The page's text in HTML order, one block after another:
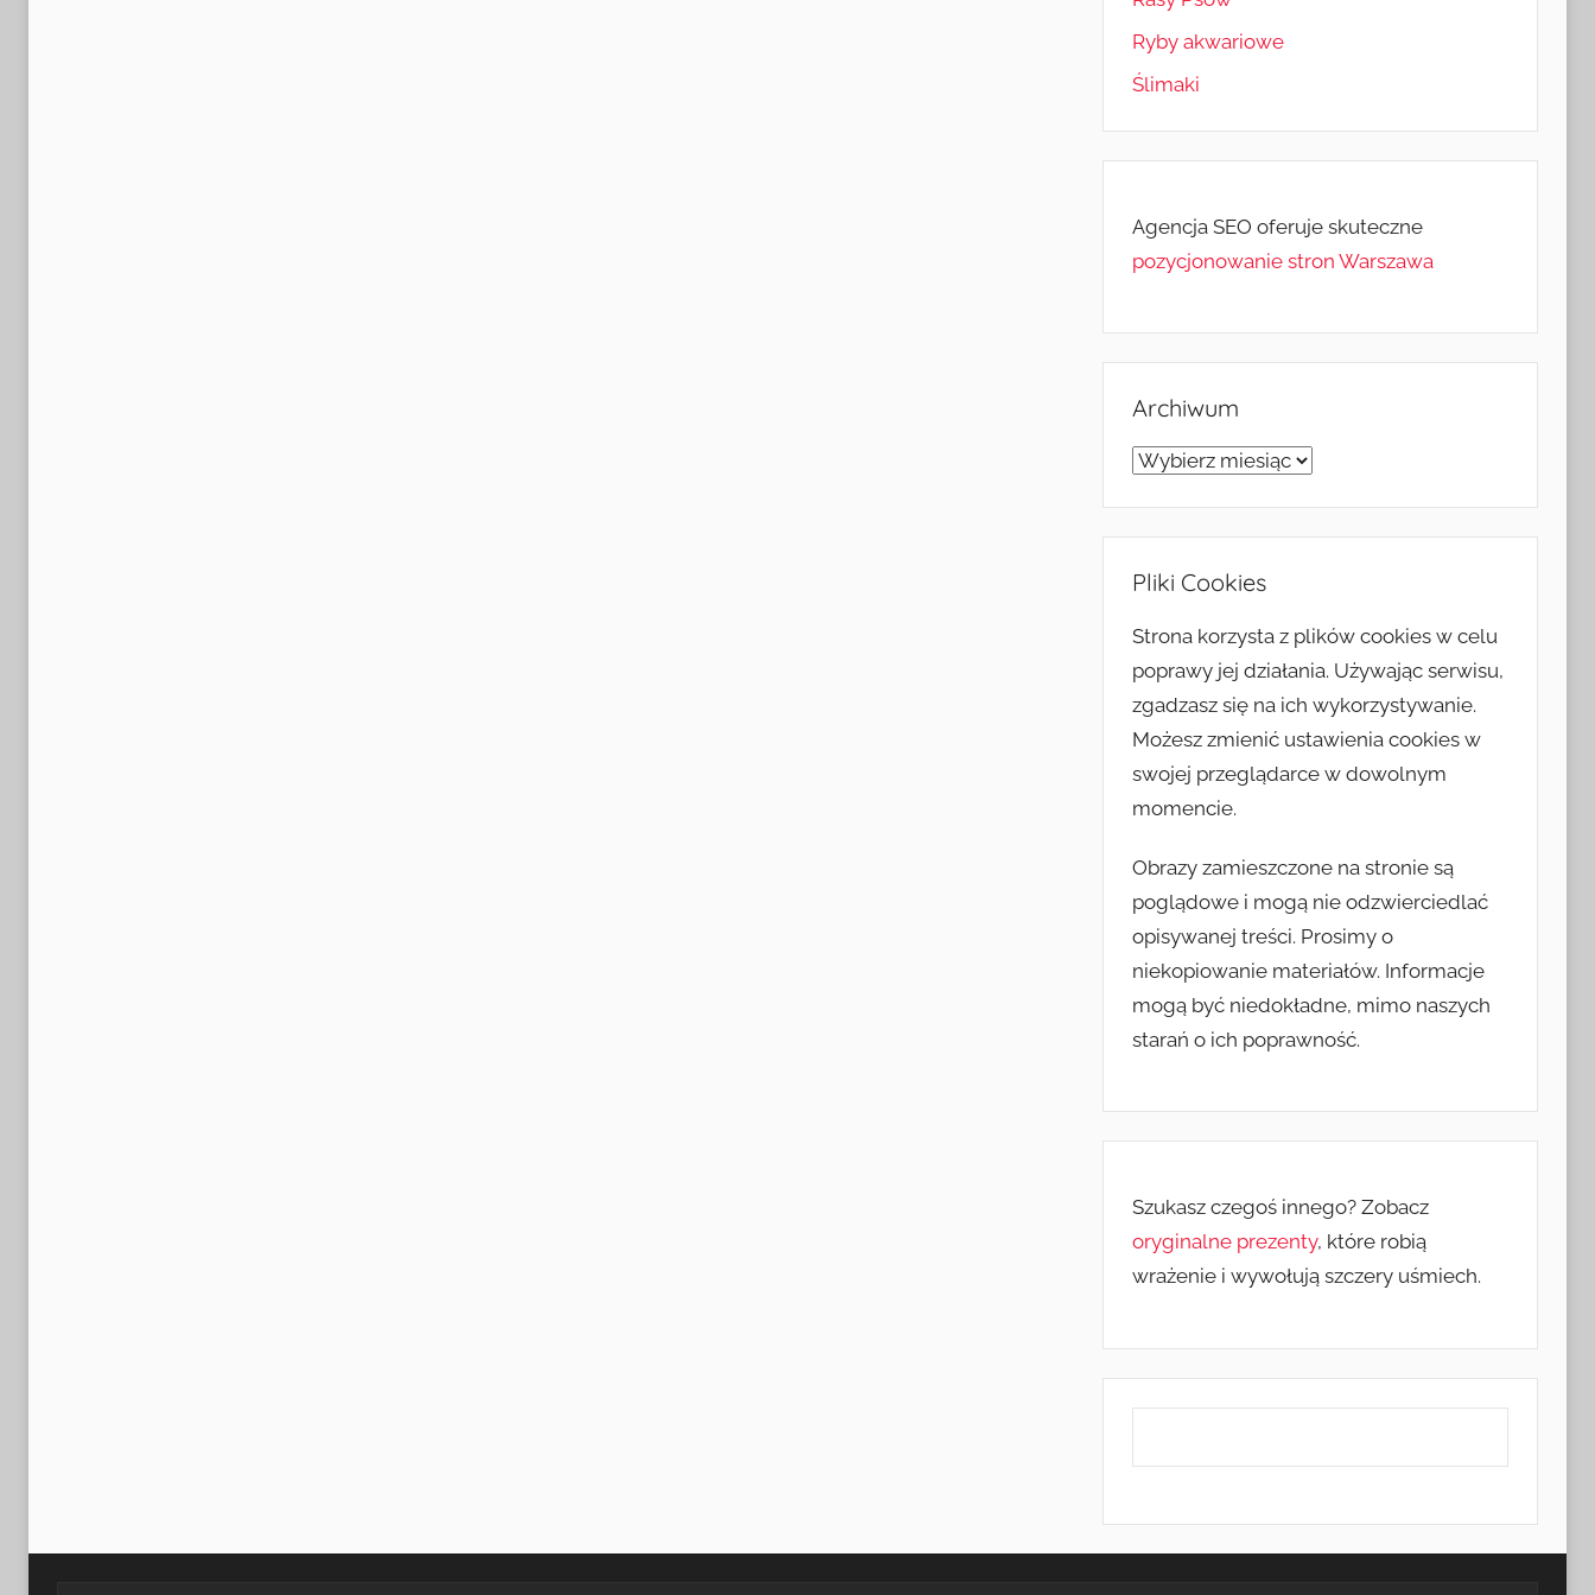
Ryby akwariowe
Ślimaki
Agencja SEO oferuje skuteczne
pozycjonowanie stron Warszawa
Archiwum
Archiwum
Pliki Cookies
Strona korzysta z plików cookies w celu
poprawy jej działania. Używając serwisu,
zgadzasz się na ich wykorzystywanie.
Możesz zmienić ustawienia cookies w
swojej przeglądarce w dowolnym
momencie.
Obrazy zamieszczone na stronie są
poglądowe i mogą nie odzwierciedlać
opisywanej treści. Prosimy o
niekopiowanie materiałów. Informacje
mogą być niedokładne, mimo naszych
starań o ich poprawność.
Szukasz czegoś innego? Zobacz
oryginalne prezenty, które robią
wrażenie i wywołują szczery uśmiech.